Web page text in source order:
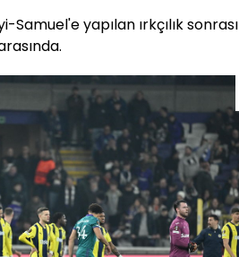
yapılan ırkçılık sonrası